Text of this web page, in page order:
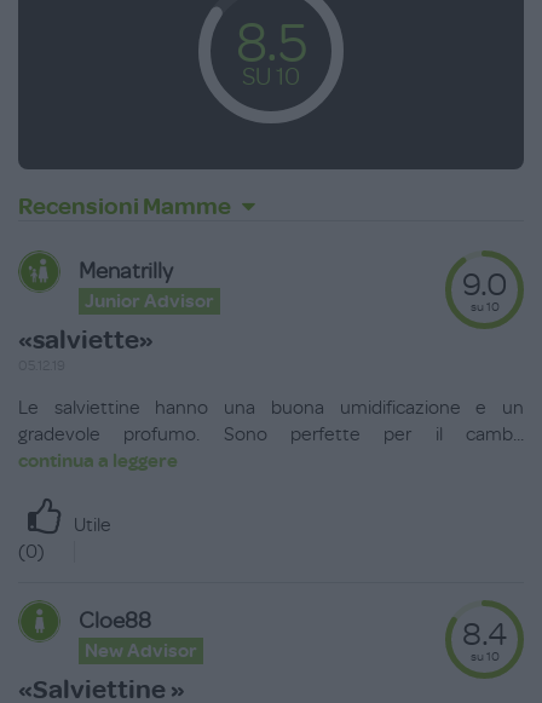
8.5
SU 10
Recensioni Mamme
Menatrilly
Junior Advisor
«salviette»
9.0
su 10
Le salviettine hanno una buona umidificazione e un
gradevole profumo. Sono perfette per il camb...
continua a leggere
Utile
(0)
Cloe88
New Advisor
«Salviettine »
8.4
su 10